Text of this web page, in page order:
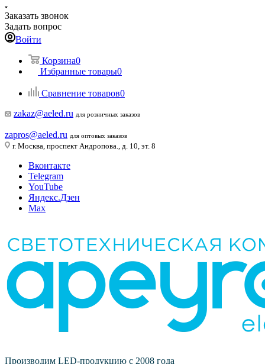
Заказать звонок
Задать вопрос
Войти
Корзина0
Избранные товары0
Сравнение товаров0
zakaz@aeled.ru для розничных заказов
zapros@aeled.ru для оптовых заказов
г. Москва, проспект Андропова., д. 10, эт. 8
Вконтакте
Telegram
YouTube
Яндекс.Дзен
Max
Производим LED-продукцию с 2008 года